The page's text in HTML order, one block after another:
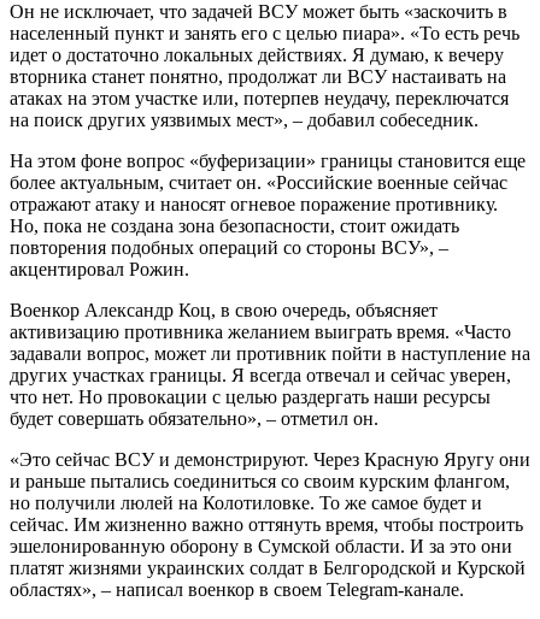
Он не исключает, что задачей ВСУ может быть «заскочить в
населенный пункт и занять его с целью пиара». «То есть речь
идет о достаточно локальных действиях. Я думаю, к вечеру
вторника станет понятно, продолжат ли ВСУ настаивать на
атаках на этом участке или, потерпев неудачу, переключатся
на поиск других уязвимых мест», – добавил собеседник.
На этом фоне вопрос «буферизации» границы становится еще
более актуальным, считает он. «Российские военные сейчас
отражают атаку и наносят огневое поражение противнику.
Но, пока не создана зона безопасности, стоит ожидать
повторения подобных операций со стороны ВСУ», –
акцентировал Рожин.
Военкор Александр Коц, в свою очередь, объясняет
активизацию противника желанием выиграть время. «Часто
задавали вопрос, может ли противник пойти в наступление на
других участках границы. Я всегда отвечал и сейчас уверен,
что нет. Но провокации с целью раздергать наши ресурсы
будет совершать обязательно», – отметил он.
«Это сейчас ВСУ и демонстрируют. Через Красную Яругу они
и раньше пытались соединиться со своим курским флангом,
но получили люлей на Колотиловке. То же самое будет и
сейчас. Им жизненно важно оттянуть время, чтобы построить
эшелонированную оборону в Сумской области. И за это они
платят жизнями украинских солдат в Белгородской и Курской
областях», – написал военкор в своем Telegram-канале.